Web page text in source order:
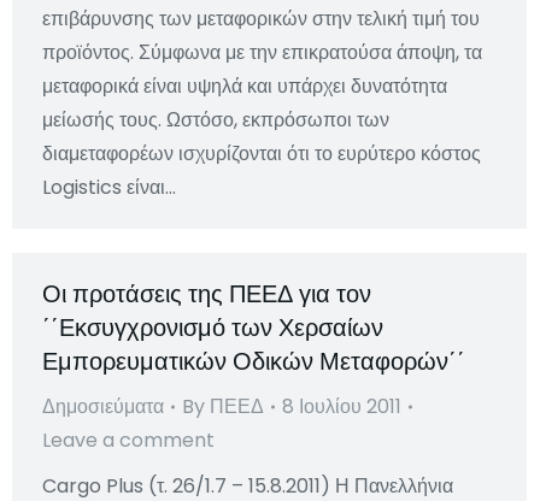
επιβάρυνσης των μεταφορικών στην τελική τιμή του
προϊόντος. Σύμφωνα με την επικρατούσα άποψη, τα
μεταφορικά είναι υψηλά και υπάρχει δυνατότητα
μείωσής τους. Ωστόσο, εκπρόσωποι των
διαμεταφορέων ισχυρίζονται ότι το ευρύτερο κόστος
Logistics είναι…
Οι προτάσεις της ΠΕΕΔ για τον
΄΄Εκσυγχρονισμό των Χερσαίων
Εμπορευματικών Οδικών Μεταφορών΄΄
Δημοσιεύματα By ΠΕΕΔ
8 Ιουλίου 2011
Leave a comment
Cargo Plus (τ. 26/1.7 – 15.8.2011) Η Πανελλήνια